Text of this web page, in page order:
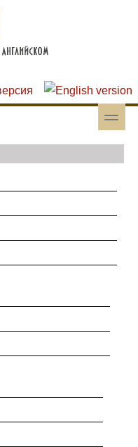
toggle